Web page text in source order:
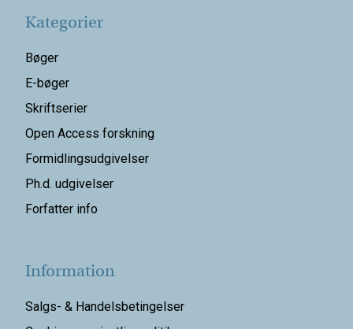
Kategorier
Bøger
E-bøger
Skriftserier
Open Access forskning
Formidlingsudgivelser
Ph.d. udgivelser
Forfatter info
Information
Salgs- & Handelsbetingelser